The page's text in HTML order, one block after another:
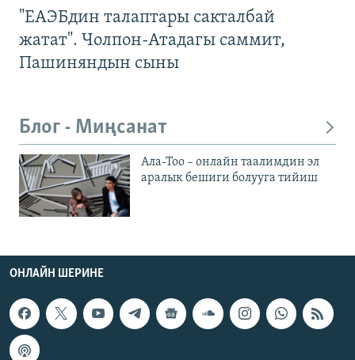
"ЕАЭБдин талаптары сакталбай
жатат". Чолпон-Атадагы саммит,
Пашиняндын сыны
Блог - Миңсанат
Ала-Тоо – онлайн таалимдин эл
аралык бешиги болууга тийиш
ОНЛАЙН ШЕРИНЕ